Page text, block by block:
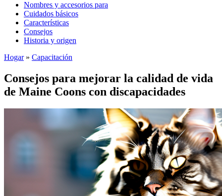
Nombres y accesorios para
Cuidados básicos
Características
Consejos
Historia y origen
Hogar» Capacitación
Consejos para mejorar la calidad de vida
de Maine Coons con discapacidades